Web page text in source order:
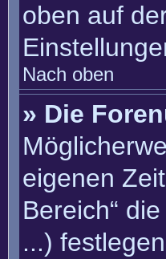
oben auf
Nach oben
» Die
eigenen
Bereich“
...)